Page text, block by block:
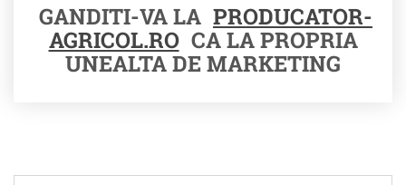
GANDITI-VA LA PRODUCATOR-
AGRICOL.RO CA LA PROPRIA
UNEALTA DE MARKETING